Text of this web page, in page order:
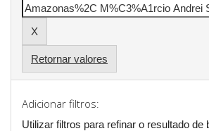
Retornar valores
Adicionar filtros:
Utilizar filtros para refinar o resultado de